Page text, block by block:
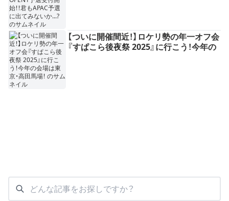
【ついに開催間近！】ロケリ勢の年一オフ会
『すぱこら後夜祭 2025』に行こう！今年の
どんな記事をお探しですか？